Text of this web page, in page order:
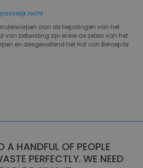
recht
aan de bepalingen van het
van betwisting zijn enkel de zetels van het
en desgevallend het Hof van Beroep te
A HANDFUL OF PEOPLE
PERFECTLY. WE NEED